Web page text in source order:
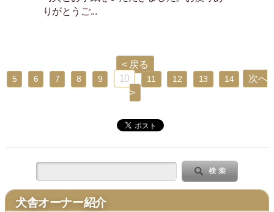
りがとうご...
< 戻る
5 6 7 8 9 10 11 12 13 14
次へ
>
犬舎オーナー紹介